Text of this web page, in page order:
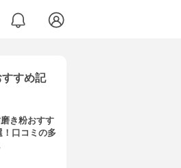
すめ記
き粉おすす
口コミの多